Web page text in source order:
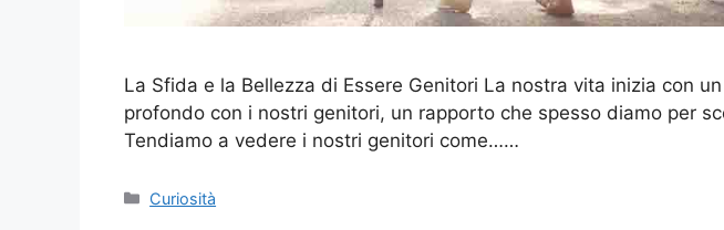
La Sfida e la Bellezza di Essere Genitori La nostra vita inizia con
profondo con i nostri genitori, un rapporto che spesso diamo per
Tendiamo a vedere i nostri genitori come……
Categorie
Curiosità